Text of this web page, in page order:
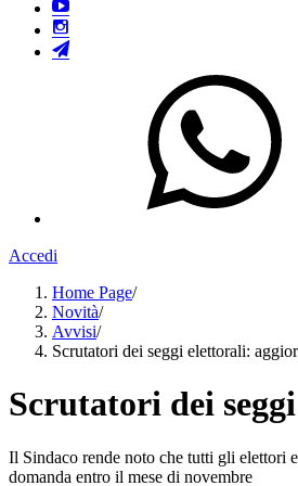
Accedi
Home Page/
Novità/
Avvisi/
Scrutatori dei seggi elettorali:
Scrutatori dei
Il Sindaco rende noto che tutti gli elettori
domanda entro il mese di novembre